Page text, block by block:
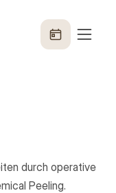
durch operative
Peeling.